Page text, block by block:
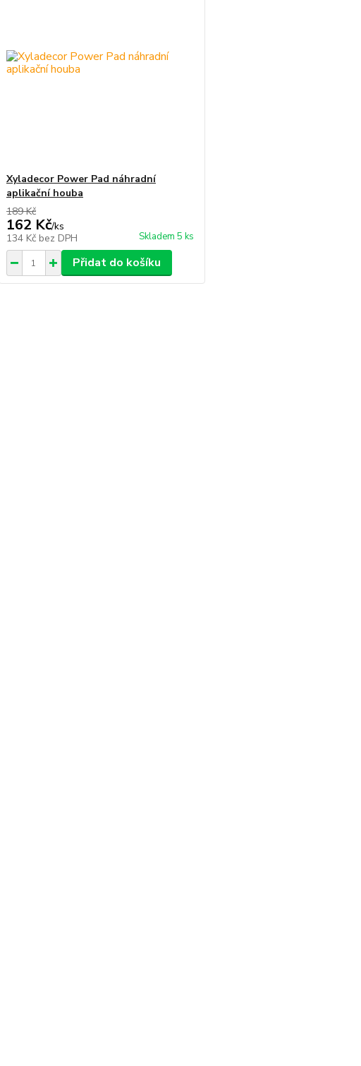
Xyladecor Power Pad náhradní
aplikační houba
189 Kč
162 Kč/ks
134 Kč bez DPH Skladem 5 ks
Přidat do košíku